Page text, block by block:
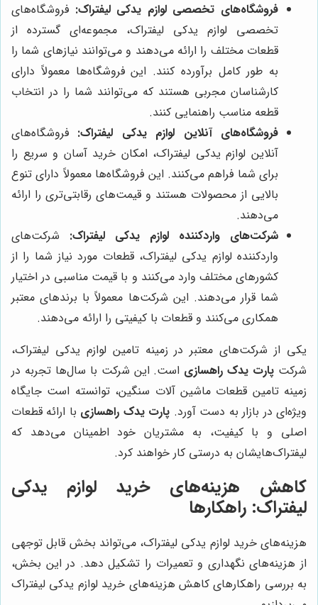
فروشگاه‌های تخصصی لوازم یدکی لیفتراک: فروشگاه‌های
تخصصی لوازم یدکی لیفتراک، مجموعه‌ای گسترده از
قطعات مختلف را ارائه می‌دهند و می‌توانند نیازهای شما را
به طور کامل برآورده کنند. این فروشگاه‌ها معمولاً دارای
کارشناسان مجربی هستند که می‌توانند شما را در انتخاب
قطعه مناسب راهنمایی کنند.
فروشگاه‌های آنلاین لوازم یدکی لیفتراک: فروشگاه‌های
آنلاین لوازم یدکی لیفتراک، امکان خرید آسان و سریع را
برای شما فراهم می‌کنند. این فروشگاه‌ها معمولاً دارای تنوع
بالایی از محصولات هستند و قیمت‌های رقابتی‌تری را ارائه
می‌دهند.
شرکت‌های واردکننده لوازم یدکی لیفتراک: شرکت‌های
واردکننده لوازم یدکی لیفتراک، قطعات مورد نیاز شما را از
کشورهای مختلف وارد می‌کنند و با قیمت مناسبی در اختیار
شما قرار می‌دهند. این شرکت‌ها معمولاً با برندهای معتبر
همکاری می‌کنند و قطعات با کیفیتی را ارائه می‌دهند.
یکی از شرکت‌های معتبر در زمینه تامین لوازم یدکی لیفتراک،
شرکت پارت یدک راهسازی است. این شرکت با سال‌ها تجربه در
زمینه تامین قطعات ماشین آلات سنگین، توانسته است جایگاه
ویژه‌ای در بازار به دست آورد. پارت یدک راهسازی با ارائه قطعات
اصلی و با کیفیت، به مشتریان خود اطمینان می‌دهد که
لیفتراک‌هایشان به درستی کار خواهند کرد.
کاهش هزینه‌های خرید لوازم یدکی
لیفتراک: راهکارها
هزینه‌های خرید لوازم یدکی لیفتراک، می‌تواند بخش قابل توجهی
از هزینه‌های نگهداری و تعمیرات را تشکیل دهد. در این بخش،
به بررسی راهکارهای کاهش هزینه‌های خرید لوازم یدکی لیفتراک